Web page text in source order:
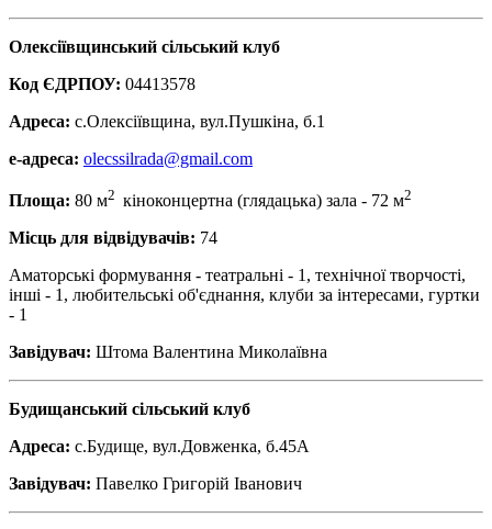
Олексіївщинський сільський клуб
Код ЄДРПОУ: 04413578
Адреса: с.Олексіївщина, вул.Пушкіна, б.1
е-адреса: olecssilrada@gmail.com
Площа: 80 м2 кіноконцертна (глядацька) зала - 72 м2
Місць для відвідувачів: 74
Аматорські формування - театральні - 1, технічної творчості,
інші - 1, любительські об'єднання, клуби за інтересами, гуртки
- 1
Завідувач: Штома Валентина Миколаївна
Будищанський сільський клуб
Адреса: с.Будище, вул.Довженка, б.45А
Завідувач: Павелко Григорій Іванович